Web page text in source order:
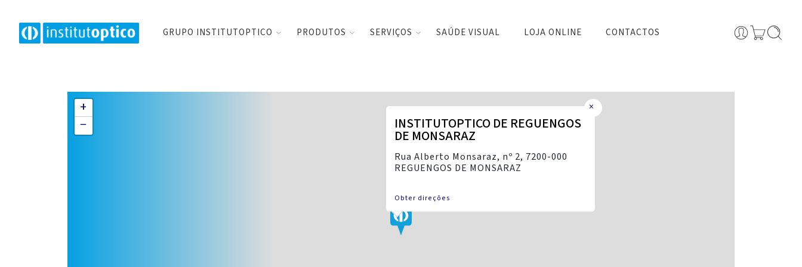
GRUPO INSTITUTOPTICO PRODUTOS SERVIÇOS SAÚDE VISUAL LOJA ONLINE CONTACTOS
INSTITUTOPTICO DE REGUENGOS
DE MONSARAZ
Rua Alberto Monsaraz, nº 2, 7200-000
REGUENGOS DE MONSARAZ
Obter direções
×
+
−